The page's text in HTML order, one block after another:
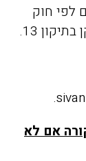
לפי חוק
.
אם לא